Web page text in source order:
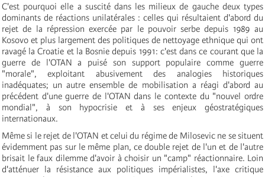
C'est pourquoi elle a suscité dans les milieux de gauche deux types
dominants de réactions unilatérales : celles qui résultaient d'abord du
rejet de la répression exercée par le pouvoir serbe depuis 1989 au
Kosovo et plus largement des politiques de nettoyage ethnique qui ont
ravagé la Croatie et la Bosnie depuis 1991: c'est dans ce courant que la
guerre de l'OTAN a puisé son support populaire comme guerre
"morale", exploitant abusivement des analogies historiques
inadéquates; un autre ensemble de mobilisation a réagi d'abord au
précédent d'une guerre de l'OTAN dans le contexte du "nouvel ordre
mondial", à son hypocrisie et à ses enjeux géostratégiques
internationaux.
Même si le rejet de l'OTAN et celui du régime de Milosevic ne se situent
évidemment pas sur le même plan, ce double rejet de l'un et de l'autre
brisait le faux dilemme d'avoir à choisir un "camp" réactionnaire. Loin
d'atténuer la résistance aux politiques impérialistes, l'axe critique